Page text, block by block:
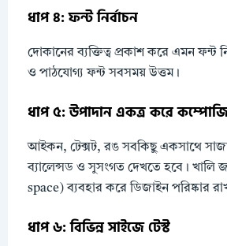
ধাপ ৪: ফন্ট নির্বাচন
দোকানের ব্যক্তিত্ব প্রকাশ করে এমন ফন্ট
ও পাঠযোগ্য ফন্ট সবসময় উত্তম।
ধাপ ৫: উপাদান একত্র করে
আইকন, টেক্সট, রঙ সবকিছু একসাথে
ব্যালেন্সড ও সুসংগত দেখতে হবে। খালি
space) ব্যবহার করে ডিজাইন পরিষ্কার
ধাপ ৬: বিভিন্ন সাইজে টেস্ট